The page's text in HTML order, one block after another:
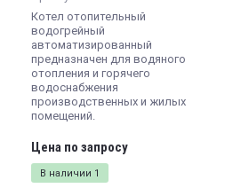
Котел отопительный
водогрейный
автоматизированный
предназначен для водяного
отопления и горячего
водоснабжения
производственных и жилых
помещений.
В наличии 1
Цена по запросу